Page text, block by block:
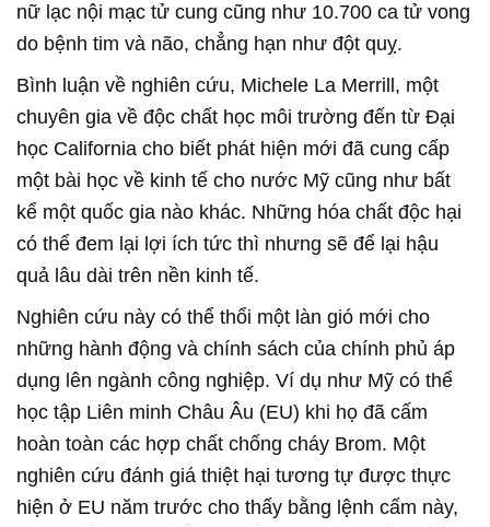
nữ lạc nội mạc tử cung cũng như 10.700 ca tử vong
do bệnh tim và não, chẳng hạn như đột quỵ.
Bình luận về nghiên cứu, Michele La Merrill, một
chuyên gia về độc chất học môi trường đến từ Đại
học California cho biết phát hiện mới đã cung cấp
một bài học về kinh tế cho nước Mỹ cũng như bất
kể một quốc gia nào khác. Những hóa chất độc hại
có thể đem lại lợi ích tức thì nhưng sẽ để lại hậu
quả lâu dài trên nền kinh tế.
Nghiên cứu này có thể thổi một làn gió mới cho
những hành động và chính sách của chính phủ áp
dụng lên ngành công nghiệp. Ví dụ như Mỹ có thể
học tập Liên minh Châu Âu (EU) khi họ đã cấm
hoàn toàn các hợp chất chống cháy Brom. Một
nghiên cứu đánh giá thiệt hại tương tự được thực
hiện ở EU năm trước cho thấy bằng lệnh cấm này,